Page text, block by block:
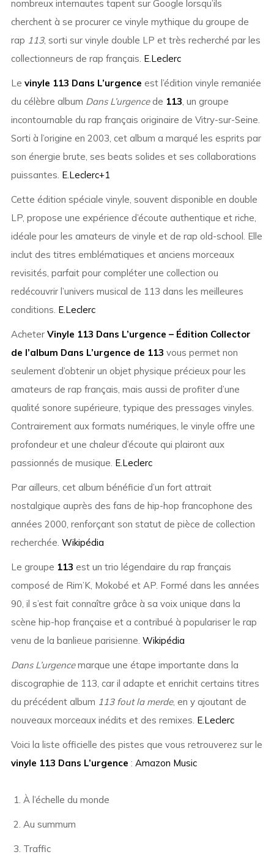
nombreux internautes tapent sur Google lorsqu’ils
cherchent à se procurer ce vinyle mythique du groupe de
rap 113, sorti sur vinyle double LP et très recherché par les
collectionneurs de rap français. E.Leclerc
Le vinyle 113 Dans L’urgence est l’édition vinyle remaniée
du célèbre album Dans L’urgencede 113, un groupe
incontournable du rap français originaire de Vitry-sur-Seine.
Sorti à l’origine en 2003, cet album a marqué les esprits par
son énergie brute, ses beats solides et ses collaborations
puissantes. E.Leclerc+1
Cette édition spéciale vinyle, souvent disponible en double
LP, propose une expérience d’écoute authentique et riche,
idéale pour les amateurs de vinyle et de rap old-school. Elle
inclut des titres emblématiques et anciens morceaux
revisités, parfait pour compléter une collection ou
redécouvrir l’univers musical de 113 dans les meilleures
conditions. E.Leclerc
Acheter Vinyle 113 Dans L’urgence – Édition Collector
de l’album Dans L’urgence de 113 vous permet non
seulement d’obtenir un objet physique précieux pour les
amateurs de rap français, mais aussi de profiter d’une
qualité sonore supérieure, typique des pressages vinyles.
Contrairement aux formats numériques, le vinyle offre une
profondeur et une chaleur d’écoute qui plairont aux
passionnés de musique. E.Leclerc
Par ailleurs, cet album bénéficie d’un fort attrait
nostalgique auprès des fans de hip-hop francophone des
années 2000, renforçant son statut de pièce de collection
recherchée. Wikipédia
Le groupe 113 est un trio légendaire du rap français
composé de Rim’K, Mokobé et AP. Formé dans les années
90, il s’est fait connaître grâce à sa voix unique dans la
scène hip-hop française et a contribué à populariser le rap
venu de la banlieue parisienne. Wikipédia
Dans L’urgencemarque une étape importante dans la
discographie de 113, car il adapte et enrichit certains titres
du précédent album 113 fout la merde, en y ajoutant de
nouveaux morceaux inédits et des remixes. E.Leclerc
Voici la liste officielle des pistes que vous retrouverez sur le
vinyle 113 Dans L’urgence : Amazon Music
À l’échelle du monde
Au summum
Traffic